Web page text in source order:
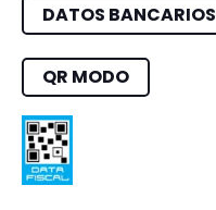
DATOS BANCARIOS
QR MODO